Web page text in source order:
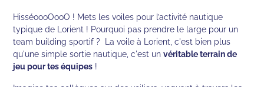
HisséoooOooO ! Mets les voiles pour l’activité nautique
typique de Lorient ! Pourquoi pas prendre le large pour un
team building sportif ? La voile à Lorient, c'est bien plus
qu'une simple sortie nautique, c'est unvéritable terrain de
jeu pour tes équipes !